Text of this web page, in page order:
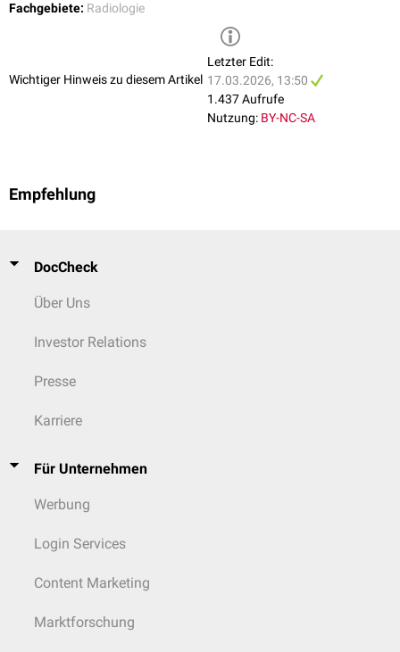
Fachgebiete: Radiologie
Wichtiger Hinweis zu diesem Artikel
Letzter Edit:
17.03.2026, 13:50
1.437 Aufrufe
Nutzung: BY-NC-SA
Empfehlung
DocCheck
Über Uns
Investor Relations
Presse
Karriere
Für Unternehmen
Werbung
Login Services
Content Marketing
Marktforschung